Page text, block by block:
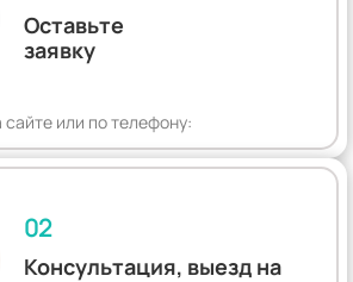
Оставьте
заявку
сайте или по телефону:
02
Консультация, выезд на